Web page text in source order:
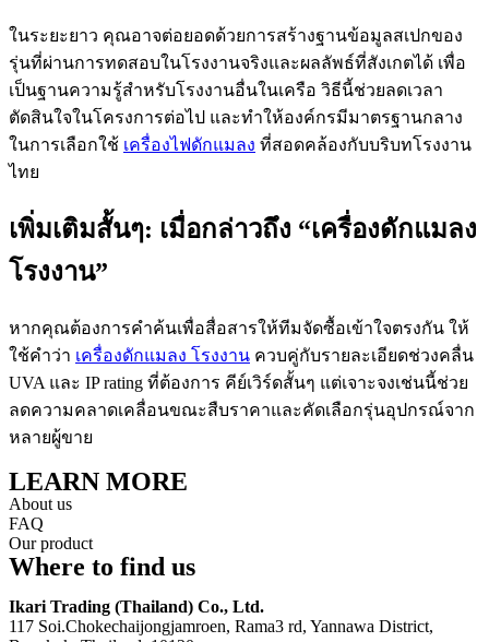
ในระยะยาว คุณอาจต่อยอดด้วยการสร้างฐานข้อมูลสเปกของ
รุ่นที่ผ่านการทดสอบในโรงงานจริงและผลลัพธ์ที่สังเกตได้ เพื่อ
เป็นฐานความรู้สำหรับโรงงานอื่นในเครือ วิธีนี้ช่วยลดเวลา
ตัดสินใจในโครงการต่อไป และทำให้องค์กรมีมาตรฐานกลาง
ในการเลือกใช้ เครื่องไฟดักแมลง ที่สอดคล้องกับบริบทโรงงาน
ไทย
เพิ่มเติมสั้นๆ: เมื่อกล่าวถึง “เครื่องดักแมลง
โรงงาน”
หากคุณต้องการคำค้นเพื่อสื่อสารให้ทีมจัดซื้อเข้าใจตรงกัน ให้
ใช้คำว่า เครื่องดักแมลง โรงงาน ควบคู่กับรายละเอียดช่วงคลื่น
UVA และ IP rating ที่ต้องการ คีย์เวิร์ดสั้นๆ แต่เจาะจงเช่นนี้ช่วย
ลดความคลาดเคลื่อนขณะสืบราคาและคัดเลือกรุ่นอุปกรณ์จาก
หลายผู้ขาย
LEARN MORE
About us
FAQ
Our product
Where to find us
Ikari Trading (Thailand) Co., Ltd.
117 Soi.Chokechaijongjamroen, Rama3 rd, Yannawa District,